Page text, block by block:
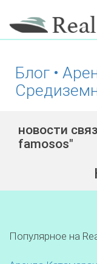
Блог •
новости
famosos"
Популярное на